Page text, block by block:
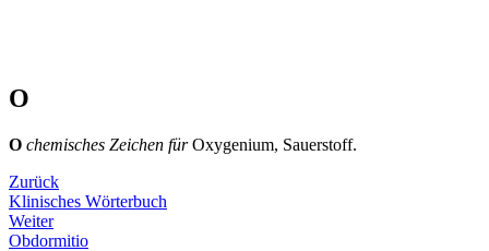
O
O chemisches Zeichen fürOxygenium, Sauerstoff.
Zurück
Klinisches Wörterbuch
Weiter
Obdormitio